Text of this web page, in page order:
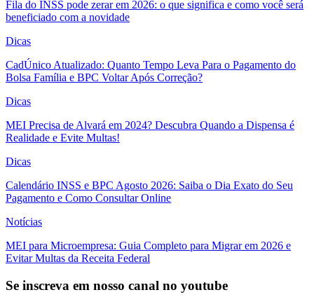
Fila do INSS pode zerar em 2026: o que significa e como você será
beneficiado com a novidade
Dicas
CadÚnico Atualizado: Quanto Tempo Leva Para o Pagamento do
Bolsa Família e BPC Voltar Após Correção?
Dicas
MEI Precisa de Alvará em 2024? Descubra Quando a Dispensa é
Realidade e Evite Multas!
Dicas
Calendário INSS e BPC Agosto 2026: Saiba o Dia Exato do Seu
Pagamento e Como Consultar Online
Notícias
MEI para Microempresa: Guia Completo para Migrar em 2026 e
Evitar Multas da Receita Federal
Se inscreva em nosso canal no youtube